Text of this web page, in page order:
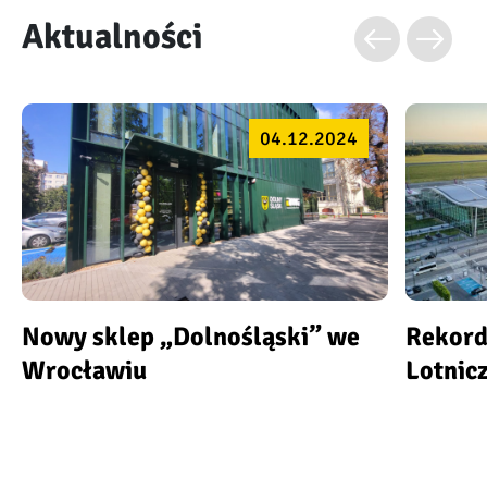
Aktualności
04.12.2024
Nowy sklep „Dolnośląski” we
Wrocławiu